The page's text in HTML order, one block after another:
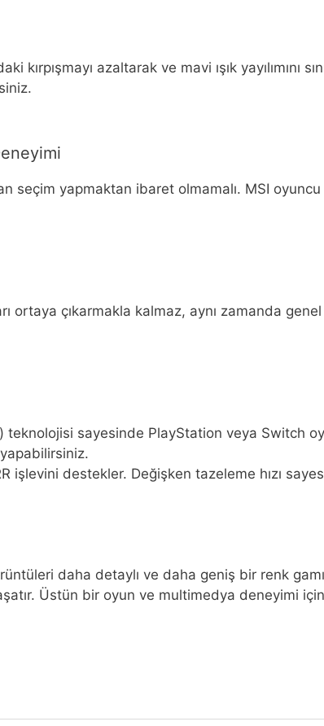
azaltarak ve mavi ışık yayılımını
seçim yapmaktan ibaret olmamalı. MSI
ortaya çıkarmakla kalmaz, aynı zamanda
teknolojisi sayesinde PlayStation veya Switch
işlevini destekler. Değişken tazeleme hızı
daha detaylı ve daha geniş bir renk
Üstün bir oyun ve multimedya deneyimi